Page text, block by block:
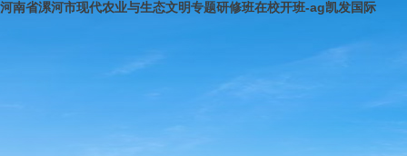
河南省漯河市现代农业与生态文明专题研修班在校开班-ag凯发国际